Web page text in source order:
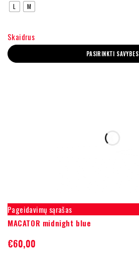
L M
Skaidrus
PASIRINKTI SAVYBES
Pageidavimų sąrašas
MACATOR midnight blue
€60,00